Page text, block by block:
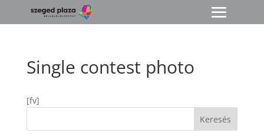
Single contest photo
[fv]